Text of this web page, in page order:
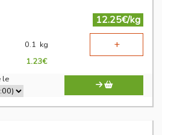
12.25€/kg
0.1 kg +
1.23€
le